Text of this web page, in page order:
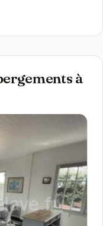
à